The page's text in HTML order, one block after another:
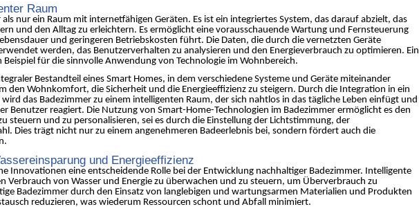
Raum
nur ein Raum mit internetfähigen Geräten. Es ist ein integriertes System, das darauf abzielt, das
und den Alltag zu erleichtern. Es ermöglicht eine vorausschauende Wartung und Fernsteuerung
und geringeren Betriebskosten führt. Die Daten, die durch die vernetzten Geräte
werden, das Benutzerverhalten zu analysieren und den Energieverbrauch zu optimieren. Ein
für die sinnvolle Anwendung von Technologie im Wohnbereich.
Bestandteil eines Smart Homes, in dem verschiedene Systeme und Geräte miteinander
den Wohnkomfort, die Sicherheit und die Energieeffizienz zu steigern. Durch die Integration in ein
das Badezimmer zu einem intelligenten Raum, der sich nahtlos in das tägliche Leben einfügt und
Benutzer reagiert. Die Nutzung von Smart-Home-Technologien im Badezimmer ermöglicht es den
steuern und zu personalisieren, sei es durch die Einstellung der Lichtstimmung, der
Dies trägt nicht nur zu einem angenehmeren Badeerlebnis bei, sondern fördert auch die
und Energieeffizienz
Innovationen eine entscheidende Rolle bei der Entwicklung nachhaltiger Badezimmer. Intelligente
Verbrauch von Wasser und Energie zu überwachen und zu steuern, um Überverbrauch zu
Badezimmer durch den Einsatz von langlebigen und wartungsarmen Materialien und Produkten
reduzieren, was wiederum Ressourcen schont und Abfall minimiert.